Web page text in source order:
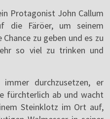
Protagonist John Callum
die Färöer, um seinem
zu geben und es zu
so viel zu trinken und
durchzusetzen, er
fürchterlich ab und wacht
Steinklotz im Ort auf,